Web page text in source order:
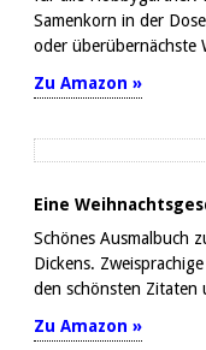
Samenkorn in der
oder überübernächste
Zu Amazon »
Eine
Schönes Ausmalbuch
Dickens.
den schönsten Zitaten
Zu Amazon »